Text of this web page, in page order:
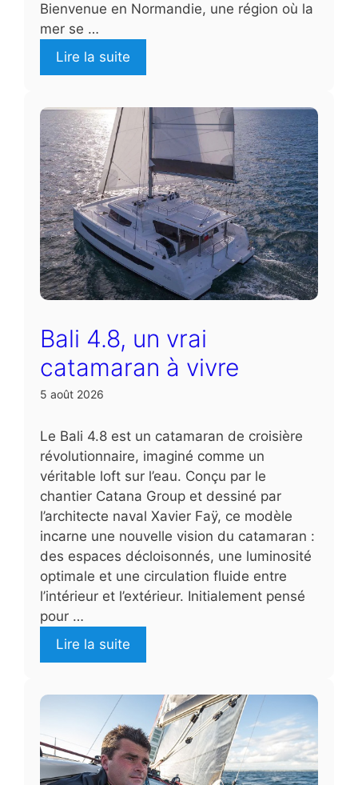
Bienvenue en Normandie, une région où la
mer se …
Lire la suite
Bali 4.8, un vrai
catamaran à vivre
5 août 2026
Le Bali 4.8 est un catamaran de croisière
révolutionnaire, imaginé comme un
véritable loft sur l’eau. Conçu par le
chantier Catana Group et dessiné par
l’architecte naval Xavier Faÿ, ce modèle
incarne une nouvelle vision du catamaran :
des espaces décloisonnés, une luminosité
optimale et une circulation fluide entre
l’intérieur et l’extérieur. Initialement pensé
pour …
Lire la suite